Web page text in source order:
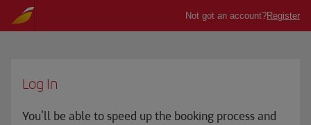
Log In
You'll be able to speed up the booking process and